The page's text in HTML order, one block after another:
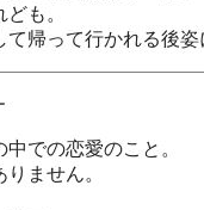
も。
て帰って行かれる後
での恋愛のこと。
ません。